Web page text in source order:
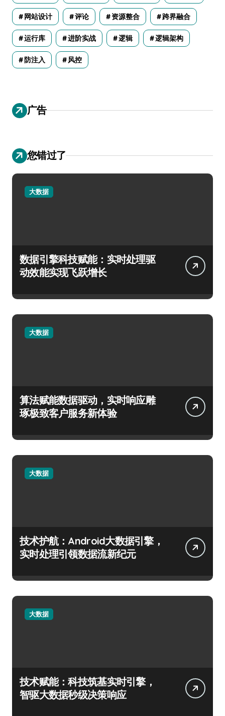
网站设计 评论 资源整合 跨界融合
运行库 进阶实战 逻辑 逻辑架构
防注入 风控
广告
您错过了
大数据
数据引擎科技赋能：实时处理驱
动效能实现飞跃增长
大数据
算法赋能数据驱动，实时响应雕
琢极致客户服务新体验
大数据
技术护航：Android大数据引擎，
实时处理引领数据流新纪元
大数据
技术赋能：科技筑基实时引擎，
智驱大数据秒级决策响应